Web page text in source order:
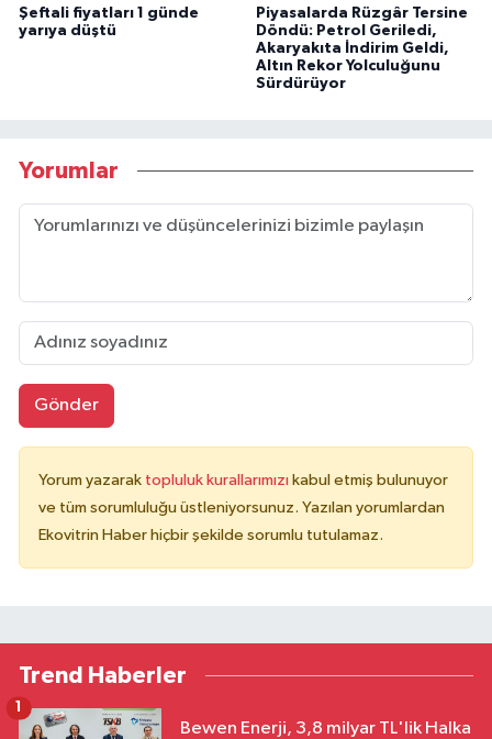
Şeftali fiyatları 1 günde
yarıya düştü
Piyasalarda Rüzgâr Tersine
Döndü: Petrol Geriledi,
Akaryakıta İndirim Geldi,
Altın Rekor Yolculuğunu
Sürdürüyor
Yorumlar
Gönder
Yorum yazarak topluluk kurallarımızı kabul etmiş bulunuyor
ve tüm sorumluluğu üstleniyorsunuz. Yazılan yorumlardan
Ekovitrin Haber hiçbir şekilde sorumlu tutulamaz.
Trend Haberler
Bewen Enerji, 3,8 milyar TL'lik Halka
1